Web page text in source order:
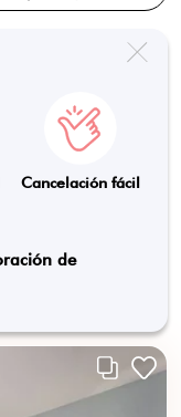
Cancelación fácil
de